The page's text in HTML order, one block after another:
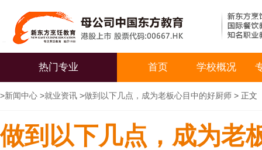
热门专业 首页 学校概况
>新闻中心 >就业资讯 >做到以下几点，成为老板心目中的好厨师 > 正文
做到以下几点，成为老